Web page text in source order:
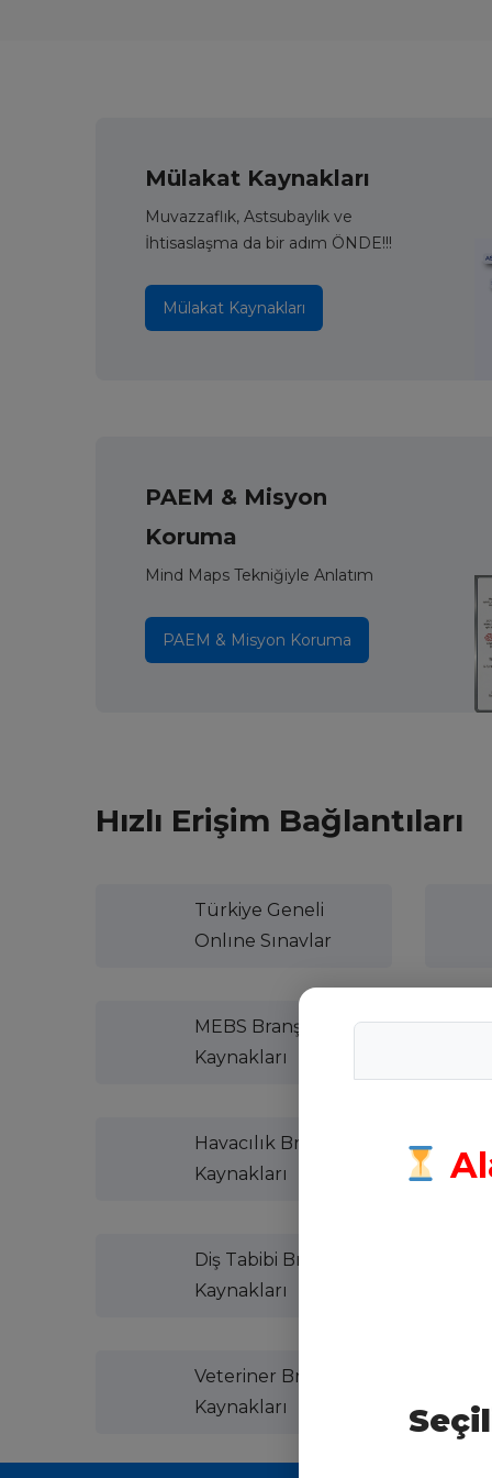
Mülakat Kaynakları
Muvazzaflık, Astsubaylık ve
İhtisaslaşma da bir adım ÖNDE!!!
Mülakat Kaynakları
PAEM & Misyon
Koruma
Mind Maps Tekniğiyle Anlatım
PAEM & Misyon Koruma
Hızlı Erişim Bağlantıları
Türkiye Geneli
Onlıne Sınavlar
MEBS Branş
Kaynakları
Havacılık Branş
Kaynakları
Diş Tabibi Branş
Kaynakları
Veteriner Branş
Kaynakları